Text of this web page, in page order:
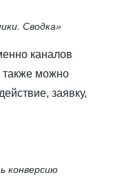
Сводка»
каналов
также можно
заявку,
конверсию